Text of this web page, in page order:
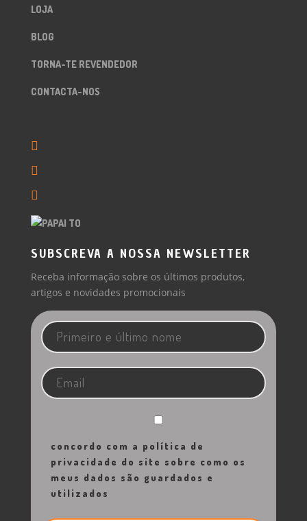
LOJA
BLOG
TORNA-TE REVENDEDOR
CONTACTA-NOS
SUBSCREVA A NOSSA NEWSLETTER
Receba informação sobre os últimos produtos,
artigos e novidades promocionais
concordo com a política de
privacidade do site sobre como os
meus dados são guardados e
utilizados